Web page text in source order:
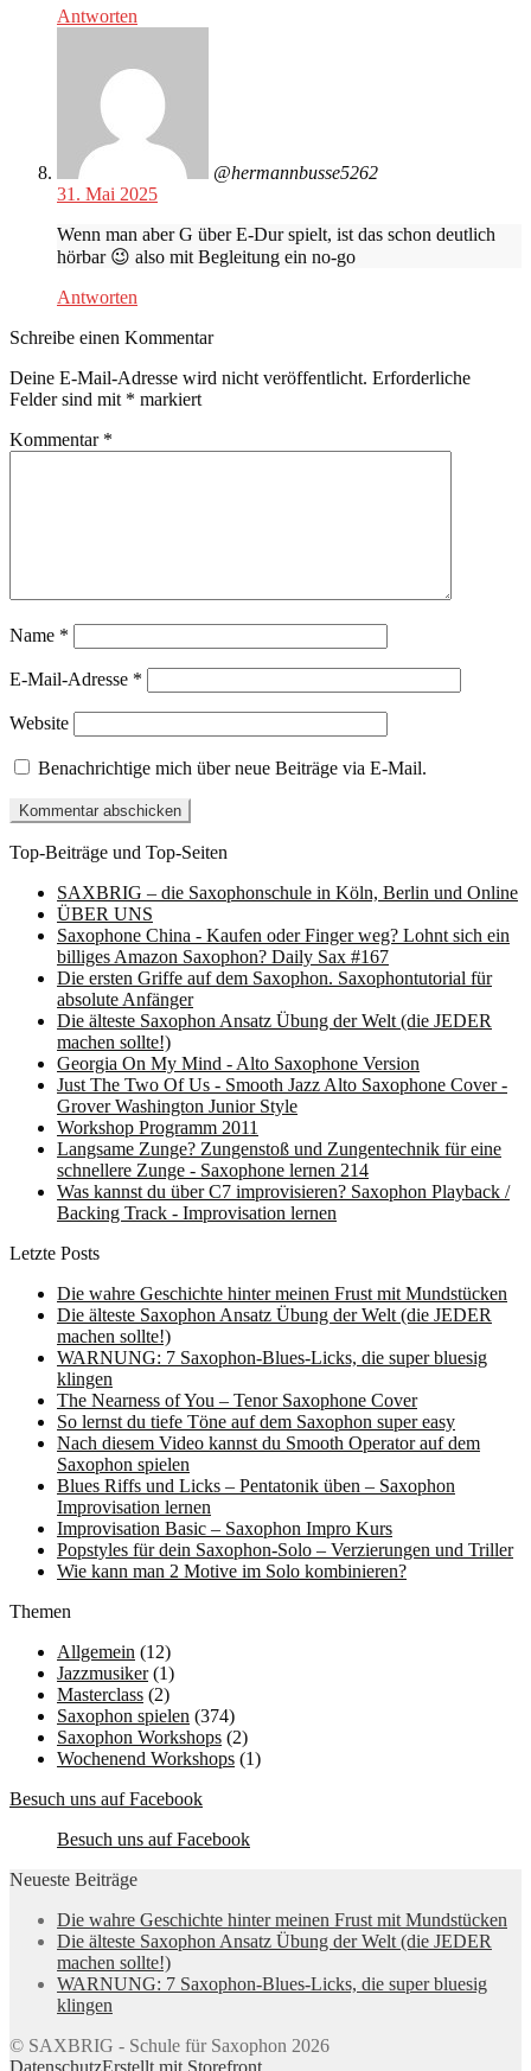
Antworten
@hermannbusse5262
31. Mai 2025
Wenn man aber G über E-Dur spielt, ist das schon deutlich
hörbar 😉 also mit Begleitung ein no-go
Antworten
Schreibe einen Kommentar
Deine E-Mail-Adresse wird nicht veröffentlicht. Erforderliche
Felder sind mit * markiert
Kommentar *
Name *
E-Mail-Adresse *
Website
Benachrichtige mich über neue Beiträge via E-Mail.
Top-Beiträge und Top-Seiten
SAXBRIG – die Saxophonschule in Köln, Berlin und Online
ÜBER UNS
Saxophone China - Kaufen oder Finger weg? Lohnt sich ein
billiges Amazon Saxophon? Daily Sax #167
Die ersten Griffe auf dem Saxophon. Saxophontutorial für
absolute Anfänger
Die älteste Saxophon Ansatz Übung der Welt (die JEDER
machen sollte!)
Georgia On My Mind - Alto Saxophone Version
Just The Two Of Us - Smooth Jazz Alto Saxophone Cover -
Grover Washington Junior Style
Workshop Programm 2011
Langsame Zunge? Zungenstoß und Zungentechnik für eine
schnellere Zunge - Saxophone lernen 214
Was kannst du über C7 improvisieren? Saxophon Playback /
Backing Track - Improvisation lernen
Letzte Posts
Die wahre Geschichte hinter meinen Frust mit Mundstücken
Die älteste Saxophon Ansatz Übung der Welt (die JEDER
machen sollte!)
WARNUNG: 7 Saxophon-Blues-Licks, die super bluesig
klingen
The Nearness of You – Tenor Saxophone Cover
So lernst du tiefe Töne auf dem Saxophon super easy
Nach diesem Video kannst du Smooth Operator auf dem
Saxophon spielen
Blues Riffs und Licks – Pentatonik üben – Saxophon
Improvisation lernen
Improvisation Basic – Saxophon Impro Kurs
Popstyles für dein Saxophon-Solo – Verzierungen und Triller
Wie kann man 2 Motive im Solo kombinieren?
Themen
Allgemein (12)
Jazzmusiker(1)
Masterclass (2)
Saxophon spielen (374)
Saxophon Workshops (2)
Wochenend Workshops (1)
Besuch uns auf Facebook
Besuch uns auf Facebook
Neueste Beiträge
Die wahre Geschichte hinter meinen Frust mit Mundstücken
Die älteste Saxophon Ansatz Übung der Welt (die JEDER
machen sollte!)
WARNUNG: 7 Saxophon-Blues-Licks, die super bluesig
klingen
© SAXBRIG - Schule für Saxophon 2026
DatenschutzErstellt mit Storefront